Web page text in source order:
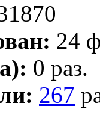
24
0 раз.
267